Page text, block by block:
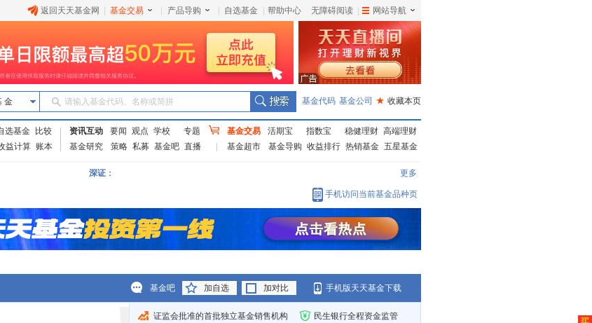
返回天天基金网 基金交易 产品导购 自选基金 帮助中心 无障碍阅读 网站导航
金 请输入基金代码、名称或简拼 基金代码 基金公司 ★ 收藏本页
选基金
比较
益计算 账本
资讯互动 要闻 观点 学校
专题
基金研究
策略 私募 基金吧 直播
基金交易 活期宝 指数宝 稳健理财 高端理财
基金超市
基金导购 收益排行 热销基金 五星基金
深证： 更多
手机访问当前基金品种页
基金吧 加自选 加对比 手机版天天基金下载
证监会批准的首批独立基金销售机构 民生银行全程资金监管